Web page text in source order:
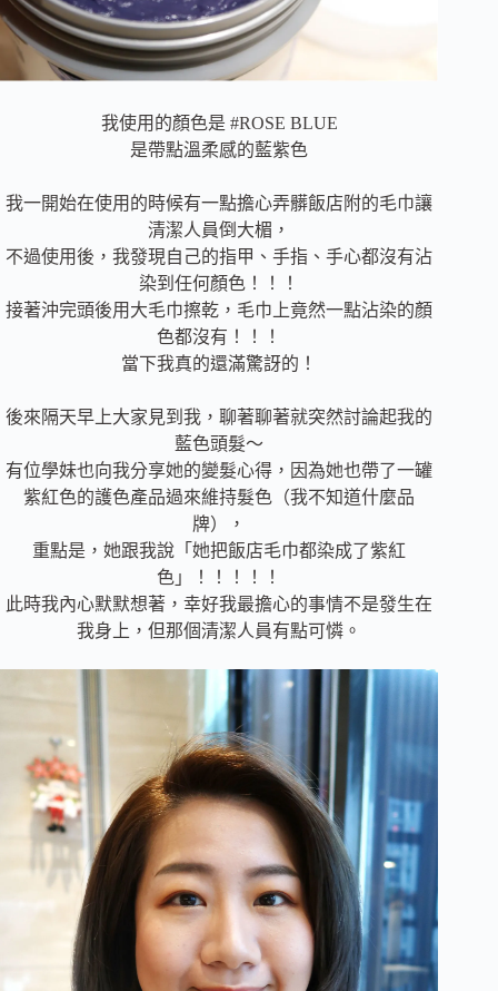
我使用的顏色是 #ROSE BLUE
是帶點溫柔感的藍紫色
我一開始在使用的時候有一點擔心弄髒飯店附的毛巾讓
清潔人員倒大楣，
不過使用後，我發現自己的指甲、手指、手心都沒有沾
染到任何顏色！！！
接著沖完頭後用大毛巾擦乾，毛巾上竟然一點沾染的顏
色都沒有！！！
當下我真的還滿驚訝的！
後來隔天早上大家見到我，聊著聊著就突然討論起我的
藍色頭髮～
有位學妹也向我分享她的變髮心得，因為她也帶了一罐
紫紅色的護色產品過來維持髮色（我不知道什麼品
牌），
重點是，她跟我說「她把飯店毛巾都染成了紫紅
色」！！！！！
此時我內心默默想著，幸好我最擔心的事情不是發生在
我身上，但那個清潔人員有點可憐。